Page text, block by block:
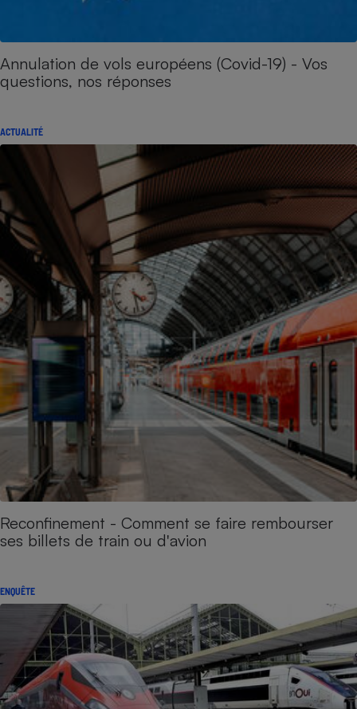
Annulation de vols européens (Covid-19) - Vos
questions, nos réponses
ACTUALITÉ
Reconfinement - Comment se faire rembourser
ses billets de train ou d'avion
ENQUÊTE